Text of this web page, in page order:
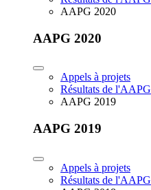
AAPG 2020
AAPG 2020
Appels à projets
Résultats de l'AAPG
AAPG 2019
AAPG 2019
Appels à projets
Résultats de l'AAPG